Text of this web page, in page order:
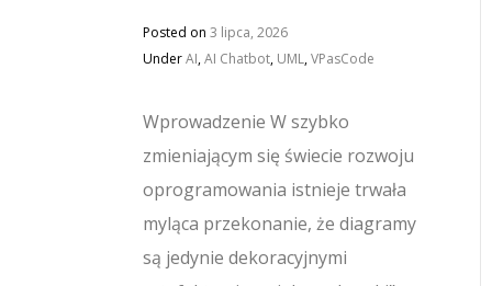
Posted on 3 lipca, 2026
UnderAI,AI Chatbot, UML,VPasCode
Wprowadzenie W szybko
zmieniającym się świecie rozwoju
oprogramowania istnieje trwała
myląca przekonanie, że diagramy
są jedynie dekoracyjnymi